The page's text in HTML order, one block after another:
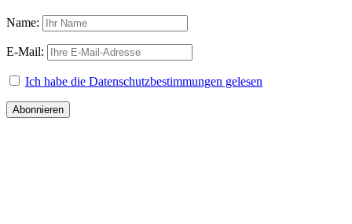
Name:
E-Mail:
Ich habe die Datenschutzbestimmungen gelesen